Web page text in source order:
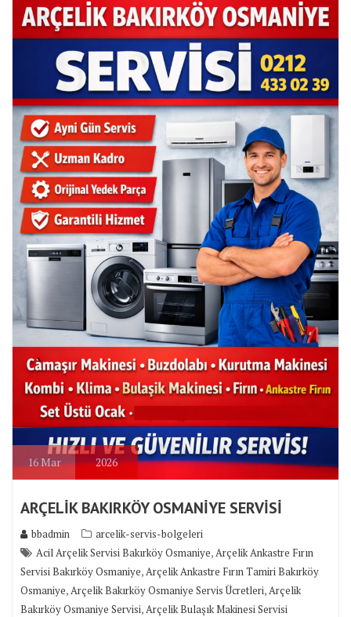
16Mar 2026
ARÇELİK BAKIRKÖY OSMANİYE SERVİSİ
bbadmin
arcelik-servis-bolgeleri
Acil Arçelik Servisi Bakırköy Osmaniye,Arçelik Ankastre Fırın
Servisi Bakırköy Osmaniye,Arçelik Ankastre Fırın Tamiri Bakırköy
Osmaniye,Arçelik Bakırköy Osmaniye Servis Ücretleri,Arçelik
Bakırköy Osmaniye Servisi,Arçelik Bulaşık Makinesi Servisi